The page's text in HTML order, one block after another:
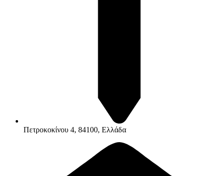
Πετροκοκίνου 4, 84100, Ελλάδα